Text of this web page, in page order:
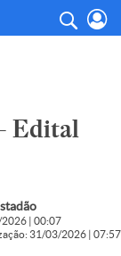
Edital
| 00:07
31/03/2026 | 07:57